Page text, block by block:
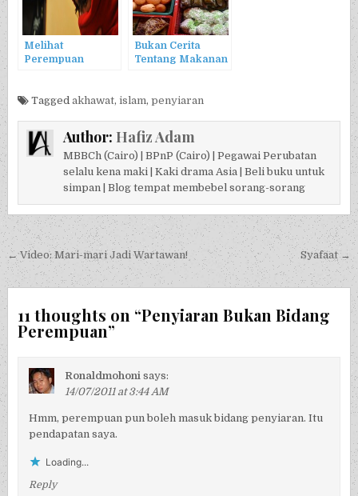
Melihat
Perempuan
Bukan Cerita
Tentang Makanan
Taggedakhawat,islam,penyiaran
Author: Hafiz Adam
MBBCh (Cairo) | BPnP (Cairo) | Pegawai Perubatan
selalu kena maki | Kaki drama Asia | Beli buku untuk
simpan | Blog tempat membebel sorang-sorang
Post navigation
← Video: Mari-mari Jadi Wartawan! Syafaat →
11 thoughts on “Penyiaran Bukan Bidang
Perempuan”
Ronaldmohoni says:
14/07/2011 at 3:44 AM
Hmm, perempuan pun boleh masuk bidang penyiaran. Itu
pendapatan saya.
Loading...
Reply